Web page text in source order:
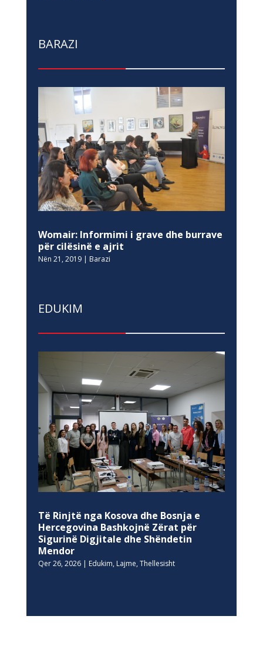
BARAZI
Womair: Informimi i grave dhe burrave
për cilësinë e ajrit
Nën 21, 2019| Barazi
EDUKIM
Të Rinjtë nga Kosova dhe Bosnja e
Hercegovina Bashkojnë Zërat për
Sigurinë Digjitale dhe Shëndetin
Mendor
Qer 26, 2026| Edukim, Lajme, Thellesisht